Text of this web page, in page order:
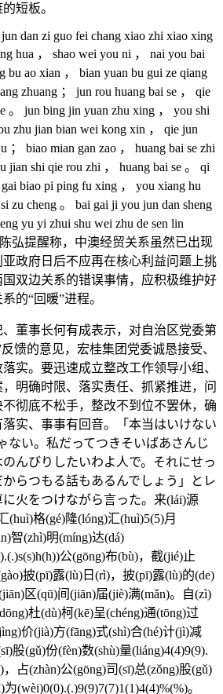
短板。
zi guo fei chang xiao zhi xiao xing
hua ， shao wei you ni ， nai you bai
bu ao xian ， bian yuan bu gui ze qiang
zhuang ； jun rou huang bai se ， qie
。 jun bing jin yuan zhu xing ， you shi
zhu jian bian wei kong xin ， qie jun
； biao mian gan zao ， huang bai se zhi
jian shi qie rou zhi ， huang bai se 。 qi
biao pi ping fu xing ， you xiang hu
zu cheng 。 bai gai ji you jun dan sheng
yu yi zhui shu wei zhu de sen lin
提醒称，中澳经贸关系虽然已出现
政府日后不应再在核心利益问题上挑
双边关系的错误事情，应积极维护好
的“回暖”进程。
长何有成表示，对自治区党委第
馈的意见，宏桂集团党委诚恳接受、
实。要迅速成立整改工作领导小组、
明确时限、落实责任、抓紧推进，问
彻底不松手，整改不到位不罢休，确
实、事事有回音。「本当はいけない
ない。私だってつきそいばあさんじ
んびりしたいわよ人で。それにせっ
らつもる話もあるんでしょう」とレ
火をつけながら言った。来(lái)源
(huì)格(gé)隆(lóng)汇(huì)5(5)月
智(zhì)明(míng)达(dá)
公(gōng)布(bù)，截(jié)止
披(pī)露(lù)日(rì)，披(pī)露(lù)的(de)
区(qū)间(jiān)届(jiè)满(mǎn)。自(zì)
杜(dù)柯(kē)呈(chéng)通(tōng)过
价(jià)方(fāng)式(shì)合(hé)计(jì)减
股(gǔ)份(fèn)数(shù)量(liáng)4(4)9(9).
占(zhàn)公(gōng)司(sī)总(zǒng)股(gǔ)
(wèi)0(0).(.)9(9)7(7)1(1)4(4)%(%)。